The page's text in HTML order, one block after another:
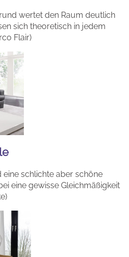
wertet den Raum deutlich
sich theoretisch in jedem
Flair)
eine schlichte aber schöne
eine gewisse Gleichmäßigkeit